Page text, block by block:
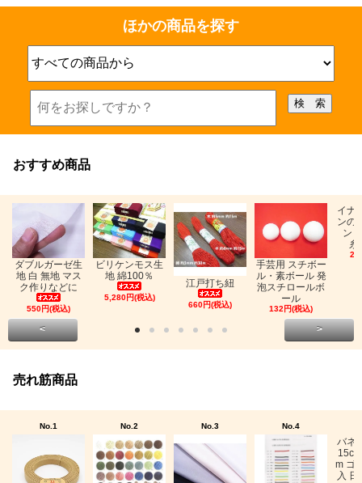
ほかの商品を探す
おすすめ商品
ダブルガーゼ生
地 白 無地 マス
ク作りなどに
550円(税込)
ビリケンモス生
地 綿100％
5,280円(税込)
江戸打ち紐
660円(税込)
手芸用 スチボー
ル・素ボール 発
泡スチロールボ
ール
132円(税込)
イナ
ンの
ン
糸
< >
売れ筋商品
No.1 No.2 No.3 No.4
バネ
m ゴ
入